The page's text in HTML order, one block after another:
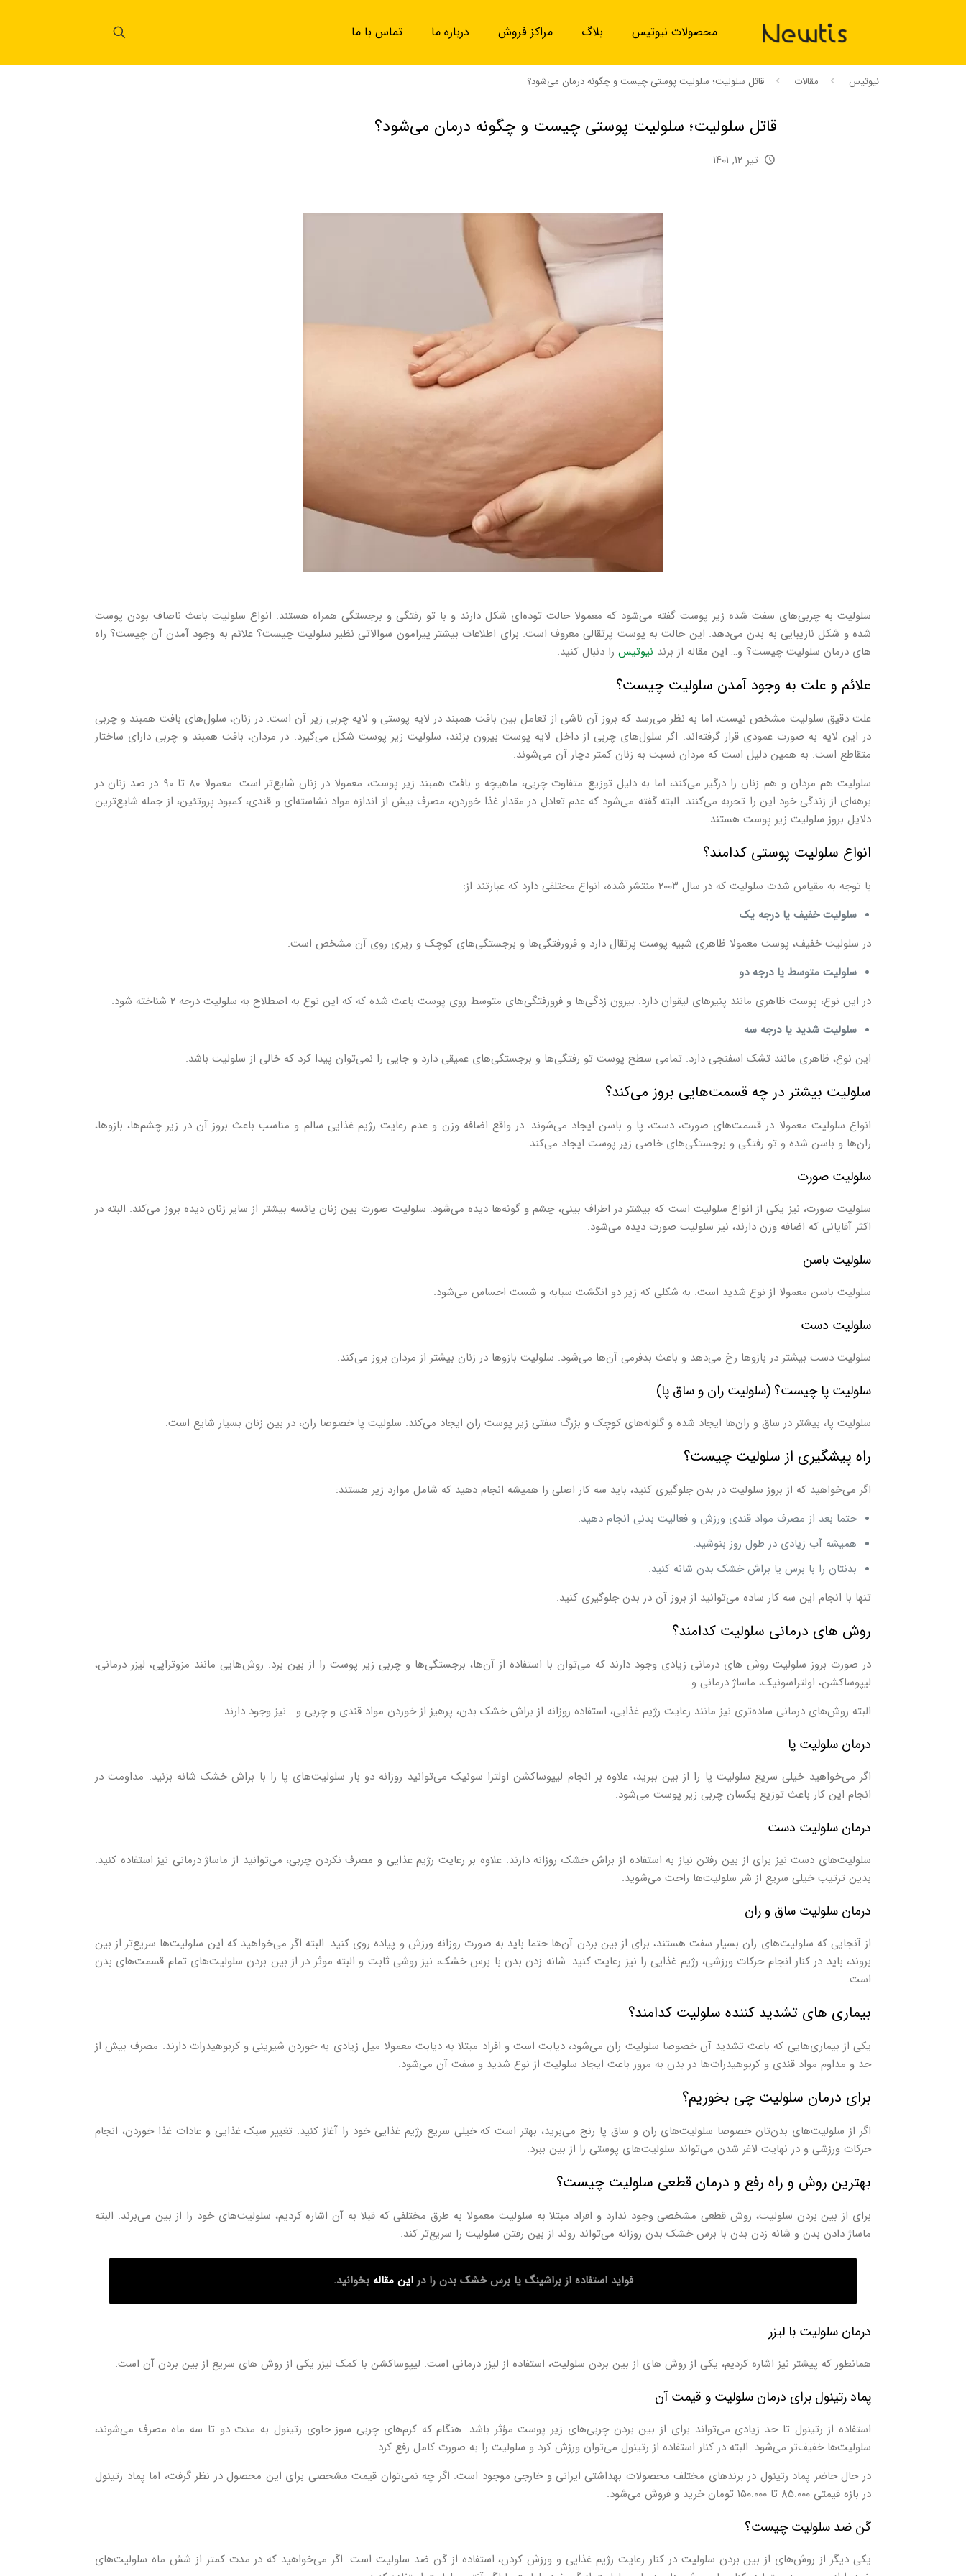
محصولات نیوتیس بلاگ مراکز فروش درباره ما تماس با ما
نیوتیس مقالات قاتل سلولیت؛ سلولیت پوستی چیست و چگونه درمان می‌شود؟
قاتل سلولیت؛ سلولیت پوستی چیست و چگونه درمان می‌شود؟
تیر ۱۲, ۱۴۰۱
سلولیت به چربی‌های سفت شده زیر پوست گفته می‌شود که معمولا حالت توده‌ای شکل دارند و با تو رفتگی و برجستگی همراه هستند. انواع سلولیت باعث ناصاف بودن پوست
شده و شکل نازیبایی به بدن می‌دهد. این حالت به پوست پرتقالی معروف است. برای اطلاعات بیشتر پیرامون سوالاتی نظیر سلولیت چیست؟ علائم به وجود آمدن آن چیست؟ راه
های درمان سلولیت چیست؟ و… این مقاله از برند نیوتیس را دنبال کنید.
علائم و علت به وجود آمدن سلولیت چیست؟
علت دقیق سلولیت مشخص نیست، اما به نظر می‌رسد که بروز آن ناشی از تعامل بین بافت همبند در لایه پوستی و لایه چربی زیر آن است. در زنان، سلول‌های بافت همبند و چربی
در این لایه به صورت عمودی قرار گرفته‌اند. اگر سلول‌های چربی از داخل لایه پوست بیرون بزنند، سلولیت زیر پوست شکل می‌گیرد. در مردان، بافت همبند و چربی دارای ساختار
متقاطع است. به همین دلیل است که مردان نسبت به زنان کمتر دچار آن می‌شوند.
سلولیت هم مردان و هم زنان را درگیر می‌کند، اما به دلیل توزیع متفاوت چربی، ماهیچه و بافت همبند زیر پوست، معمولا در زنان شایع‌تر است. معمولا ۸۰ تا ۹۰ در صد زنان در
برهه‌ای از زندگی خود این را تجربه می‌کنند. البته گفته می‌شود که عدم تعادل در مقدار غذا خوردن، مصرف بیش از اندازه مواد نشاسته‌ای و قندی، کمبود پروتئین، از جمله شایع‌ترین
دلایل بروز سلولیت زیر پوست هستند.
انواع سلولیت پوستی کدامند؟
با توجه به مقیاس شدت سلولیت که در سال ۲۰۰۳ منتشر شده، انواع مختلفی دارد که عبارتند از:
سلولیت خفیف یا درجه یک
در سلولیت خفیف، پوست معمولا ظاهری شبیه پوست پرتقال دارد و فرورفتگی‌ها و برجستگی‌های کوچک و ریزی روی آن مشخص است.
سلولیت متوسط یا درجه دو
در این نوع، پوست ظاهری مانند پنیر‌های لیقوان دارد. بیرون زدگی‌ها و فرورفتگی‌های متوسط روی پوست باعث شده که که این نوع به اصطلاح به سلولیت درجه ۲ شناخته شود.
سلولیت شدید یا درجه سه
این نوع، ظاهری مانند تشک اسفنجی دارد. تمامی سطح پوست تو رفتگی‌ها و برجستگی‌های عمیقی دارد و جایی را نمی‌توان پیدا کرد که خالی از سلولیت باشد.
سلولیت بیشتر در چه قسمت‌هایی بروز می‌کند؟
انواع سلولیت معمولا در قسمت‌های صورت، دست، پا و باسن ایجاد می‌شوند. در واقع اضافه وزن و عدم رعایت رژیم غذایی سالم و مناسب باعث بروز آن در زیر چشم‌ها، بازو‌ها،
ران‌ها و باسن شده و تو رفتگی و برجستگی‌های خاصی زیر پوست ایجاد می‌کند.
سلولیت صورت
سلولیت صورت، نیز یکی از انواع سلولیت است که بیشتر در اطراف بینی، چشم و گونه‌ها دیده می‌شود. سلولیت صورت بین زنان یائسه بیشتر از سایر زنان دیده بروز می‌کند. البته در
اکثر آقایانی که اضافه وزن دارند، نیز سلولیت صورت دیده می‌شود.
سلولیت باسن
سلولیت باسن معمولا از نوع شدید است. به شکلی که زیر دو انگشت سبابه و شست احساس می‌شود.
سلولیت دست
سلولیت دست بیشتر در بازو‌ها رخ می‌دهد و باعث بدفرمی آن‌ها می‌شود. سلولیت بازو‌ها در زنان بیشتر از مردان بروز می‌کند.
سلولیت پا چیست؟ (سلولیت ران و ساق پا)
سلولیت پا، بیشتر در ساق و ران‌ها ایجاد شده و گلوله‌های کوچک و بزرگ سفتی زیر پوست ران ایجاد می‌کند. سلولیت پا خصوصا ران، در بین زنان بسیار شایع است.
راه پیشگیری از سلولیت چیست؟
اگر می‌خواهید که از بروز سلولیت در بدن جلوگیری کنید، باید سه کار اصلی را همیشه انجام دهید که شامل موارد زیر هستند:
حتما بعد از مصرف مواد قندی ورزش و فعالیت بدنی انجام دهید.
همیشه آب زیادی در طول روز بنوشید.
بدنتان را با برس یا براش خشک بدن‌ شانه کنید.
تنها با انجام این سه کار ساده می‌توانید از بروز آن در بدن جلوگیری کنید.
روش‌ های درمانی سلولیت کدامند؟
در صورت بروز سلولیت روش‌ های درمانی زیادی وجود دارند که می‌توان با استفاده از آن‌ها، برجستگی‌ها و چربی زیر پوست را از بین برد. روش‌هایی مانند مزوتراپی، لیزر درمانی،
لیپوساکشن، اولتراسونیک، ماساژ درمانی و…
البته روش‌های درمانی ساده‌تری نیز مانند رعایت رژیم غذایی، استفاده روزانه از براش خشک بدن، پرهیز از خوردن مواد قندی و چربی و… نیز وجود دارند.
درمان سلولیت پا
اگر می‌خواهید خیلی سریع سلولیت پا را از بین ببرید، علاوه بر انجام لیپوساکشن اولترا سونیک‌ می‌توانید روزانه دو بار سلولیت‌های پا را با براش خشک‌ شانه بزنید. مداومت در
انجام این کار باعث توزیع یکسان چربی زیر پوست می‌شود.
درمان سلولیت دست
سلولیت‌های دست نیز برای از بین رفتن نیاز به استفاده از براش خشک روزانه دارند. علاوه بر رعایت رژیم غذایی و مصرف نکردن چربی، می‌توانید از ماساژ درمانی نیز استفاده کنید.
بدین ترتیب خیلی سریع از شر سلولیت‌ها راحت می‌شوید.
درمان سلولیت ساق و ران
از آنجایی که سلولیت‌های ران بسیار سفت هستند، برای از بین بردن آن‌ها حتما باید به صورت روزانه ورزش و پیاده روی کنید. البته اگر می‌خواهید که این سلولیت‌ها سریع‌تر از بین
بروند، باید در کنار انجام حرکات ورزشی، رژیم غذایی را نیز رعایت کنید. ‌شانه زدن بدن با برس خشک، نیز روشی ثابت و البته موثر در از بین بردن سلولیت‌های تمام قسمت‌های بدن
است.
بیماری‌ های تشدید‌ کننده سلولیت کدامند؟
یکی از بیماری‌هایی که باعث تشدید آن خصوصا سلولیت ران می‌شود، دیابت است و افراد مبتلا به دیابت معمولا میل زیادی به خوردن شیرینی و کربوهیدرات دارند. مصرف بیش از
حد و مداوم مواد قندی و کربوهیدرات‌ها در بدن به مرور باعث ایجاد سلولیت از نوع شدید و سفت آن می‌شود.
برای درمان سلولیت چی بخوریم؟
اگر از سلولیت‌های بدن‌تان خصوصا سلولیت‌های ران و ساق پا رنج می‌برید، بهتر است که خیلی سریع رژیم غذایی خود را آغاز کنید. تغییر سبک غذایی و عادات غذا خوردن، انجام
حرکات ورزشی و در نهایت لاغر شدن می‌تواند سلولیت‌های پوستی را از بین ببرد.
بهترین روش و راه رفع و درمان قطعی سلولیت چیست؟
برای از بین بردن سلولیت، روش قطعی مشخصی وجود ندارد و افراد مبتلا به سلولیت معمولا به طرق مختلفی که قبلا به آن اشاره کردیم، سلولیت‌های خود را از بین می‌برند. البته
ماساژ دادن بدن و‌ شانه زدن بدن با برس خشک بدن روزانه می‌تواند روند از بین رفتن سلولیت را سریع‌تر کند.
فواید استفاده از براشینگ یا برس خشک بدن را در این مقاله بخوانید.
درمان سلولیت با لیزر
همانطور که پیشتر نیز اشاره کردیم، یکی از روش‌ های از بین بردن سلولیت، استفاده از لیزر درمانی است. لیپوساکشن با کمک لیزر یکی از روش‌ های سریع از بین بردن آن است.
پماد رتینول برای درمان سلولیت و قیمت آن
استفاده از رتینول تا حد زیادی می‌تواند برای از بین بردن چربی‌های زیر پوست مؤثر باشد. هنگام که کرم‌های چربی سوز حاوی رتینول به مدت دو تا سه ماه مصرف می‌شوند،
سلولیت‌ها خفیف‌تر می‌شود. البته در کنار استفاده از رتینول می‌توان ورزش کرد و سلولیت را به صورت کامل رفع کرد.
در حال حاضر پماد رتینول در برندهای مختلف محصولات بهداشتی ایرانی و خارجی موجود است. اگر چه نمی‌توان قیمت مشخصی برای این محصول در نظر گرفت، اما پماد رتینول
در بازه قیمتی ۸۵.۰۰۰ تا ۱۵۰.۰۰۰ تومان خرید و فروش می‌شود.
گن ضد سلولیت چیست؟
یکی دیگر از روش‌های از بین بردن سلولیت در کنار رعایت رژیم غذایی و ورزش کردن، استفاده از گن ضد سلولیت است. اگر می‌خواهید که در مدت کمتر از شش ماه سلولیت‌های